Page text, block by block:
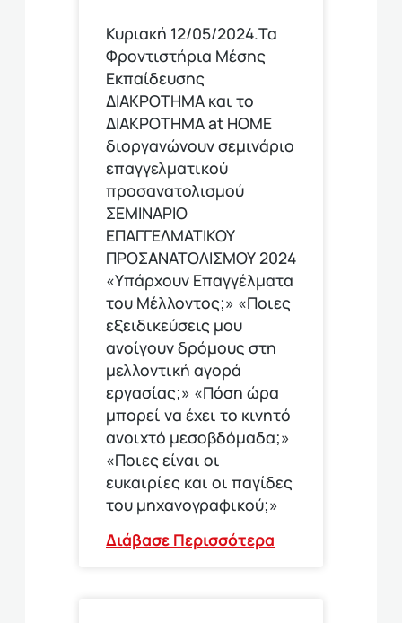
Κυριακή 12/05/2024.Τα
Φροντιστήρια Μέσης
Εκπαίδευσης
ΔΙΑΚΡΟΤΗΜΑ και το
ΔΙΑΚΡΟΤΗΜΑ at HOME
διοργανώνουν σεμινάριο
επαγγελματικού
προσανατολισμού
ΣΕΜΙΝΑΡΙΟ
ΕΠΑΓΓΕΛΜΑΤΙΚΟΥ
ΠΡΟΣΑΝΑΤΟΛΙΣΜΟΥ 2024
«Υπάρχουν Επαγγέλματα
του Μέλλοντος;» «Ποιες
εξειδικεύσεις μου
ανοίγουν δρόμους στη
μελλοντική αγορά
εργασίας;» «Πόση ώρα
μπορεί να έχει το κινητό
ανοιχτό μεσοβδόμαδα;»
«Ποιες είναι οι
ευκαιρίες και οι παγίδες
του μηχανογραφικού;»
Διάβασε Περισσότερα